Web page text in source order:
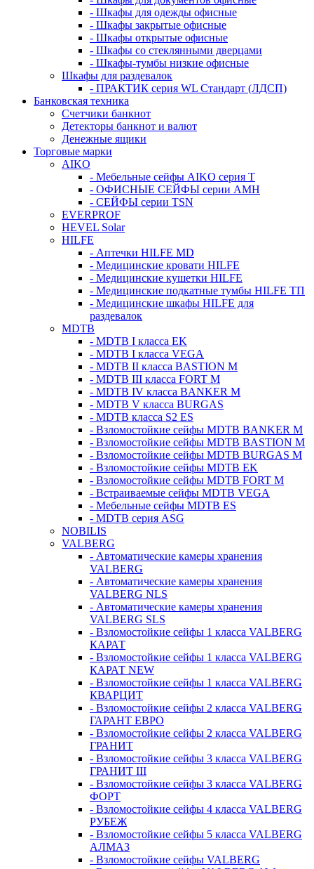
- Шкафы для одежды офисные
- Шкафы закрытые офисные
- Шкафы открытые офисные
- Шкафы со стеклянными дверцами
- Шкафы-тумбы низкие офисные
Шкафы для раздевалок
- ПРАКТИК серия WL Стандарт (ЛДСП)
Банковская техника
Счетчики банкнот
Детекторы банкнот и валют
Денежные ящики
Торговые марки
AIKO
- Мебельные сейфы AIKO серия Т
- ОФИСНЫЕ СЕЙФЫ серии AMH
- СЕЙФЫ серии TSN
EVERPROF
HEVEL Solar
HILFE
- Аптечки HILFE MD
- Медицинские кровати HILFE
- Медицинские кушетки HILFE
- Медицинские подкатные тумбы HILFE ТП
- Медицинские шкафы HILFE для
раздевалок
MDTB
- MDTB I класса EK
- MDTB I класса VEGA
- MDTB II класса BASTION M
- MDTB III класса FORT M
- MDTB IV класса BANKER M
- MDTB V класса BURGAS
- MDTB класса S2 ES
- Взломостойкие сейфы MDTB BANKER M
- Взломостойкие сейфы MDTB BASTION M
- Взломостойкие сейфы MDTB BURGAS M
- Взломостойкие сейфы MDTB EK
- Взломостойкие сейфы MDTB FORT M
- Встраиваемые сейфы MDTB VEGA
- Мебельные сейфы MDTB ES
- MDTB серия ASG
NOBILIS
VALBERG
- Автоматические камеры хранения
VALBERG
- Автоматические камеры хранения
VALBERG NLS
- Автоматические камеры хранения
VALBERG SLS
- Взломостойкие сейфы 1 класса VALBERG
КАРАТ
- Взломостойкие сейфы 1 класса VALBERG
КАРАТ NEW
- Взломостойкие сейфы 1 класса VALBERG
КВАРЦИТ
- Взломостойкие сейфы 2 класса VALBERG
ГАРАНТ ЕВРО
- Взломостойкие сейфы 2 класса VALBERG
ГРАНИТ
- Взломостойкие сейфы 3 класса VALBERG
ГРАНИТ III
- Взломостойкие сейфы 3 класса VALBERG
ФОРТ
- Взломостойкие сейфы 4 класса VALBERG
РУБЕЖ
- Взломостойкие сейфы 5 класса VALBERG
АЛМАЗ
- Взломостойкие сейфы VALBERG